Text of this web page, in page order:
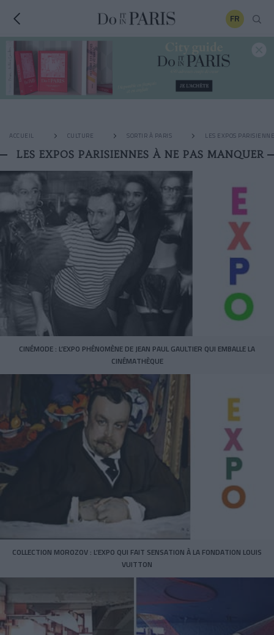
FR
ACCUEIL CULTURE SORTIR À PARIS LES EXPOS
LES EXPOS PARISIENNES À NE PAS MANQUER
CINÉMODE : L’EXPO PHÉNOMÈNE DE JEAN PAUL GAULTIER QUI EMBALLE LA
CINÉMATHÈQUE
COLLECTION MOROZOV : L’EXPO QUI FAIT SENSATION À LA FONDATION LOUIS
VUITTON